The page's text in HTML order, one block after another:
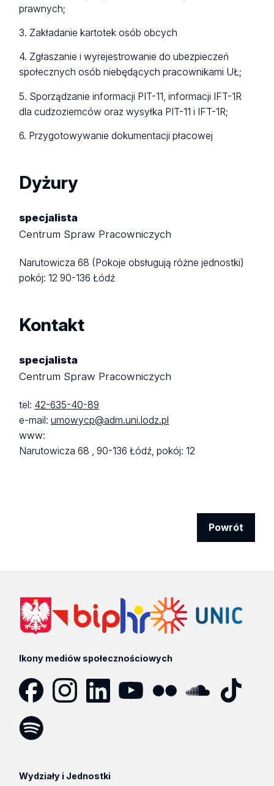
prawnych;
3. Zakładanie kartotek osób obcych
4. Zgłaszanie i wyrejestrowanie do ubezpieczeń
społecznych osób niebędących pracownikami UŁ;
5. Sporządzanie informacji PIT-11, informacji IFT-1R
dla cudzoziemców oraz wysyłka PIT-11 i IFT-1R;
6. Przygotowywanie dokumentacji płacowej
Dyżury
specjalista
Centrum Spraw Pracowniczych
Narutowicza 68 (Pokoje obsługują różne jednostki)
pokój: 1290-136 Łódź
Kontakt
specjalista
Centrum Spraw Pracowniczych
tel: 42-635-40-89
e-mail:umowycp@adm.uni.lodz.pl
www:
Narutowicza 68 ,90-136 Łódź,pokój: 12
Powrót
Ikony mediów społecznościowych
Wydziały i Jednostki